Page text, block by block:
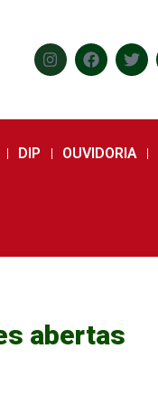
DIP OUVIDORIA
abertas